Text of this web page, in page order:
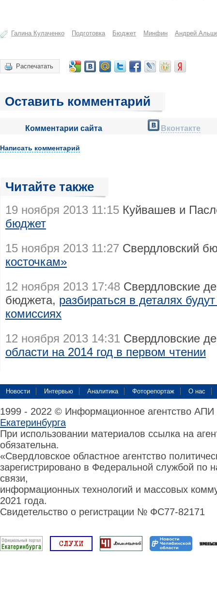
Галина Кулаченко Подготовка Бюджет Минфин Андрей
Распечатать
Оставить комментарий
Комментарии сайта Вконтакте
Написать комментарий
Читайте также
19 ноября 2013 11:15 Куйвашев и
бюджет
15 ноября 2013 11:27 Свердловский
косточкам»
12 ноября 2013 17:48 Свердловские
бюджета, разбираться в деталях
комиссиях
12 ноября 2013 14:31 Свердловские
области на 2014 год в первом чтении
Новости Интервью Аналитика Фоторепортаж О нас
1999 - 2022 © Информационное агентство
Екатеринбурга
При использовании материалов ссылка на
обязательна.
«Свердловское областное агентство
зарегистрировано в Федеральной службой по
связи,
информационных технологий и массовых
2021 года.
Свидетельство о регистрации № ФС77-82171